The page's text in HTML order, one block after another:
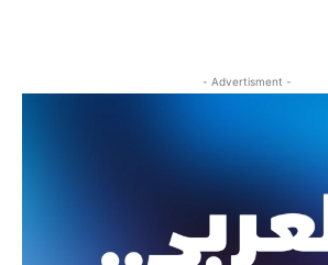
- Advertisment -